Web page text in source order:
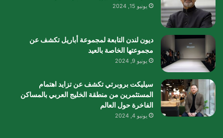
يونيو 15, 2024
ديون لندن التابعة لمجموعة أباريل تكشف عن
مجموعتها الخاصة بالعيد
يونيو 9, 2024
سيليكت بروبرتي تكشف عن تزايد اهتمام
المستثمرين من منطقة الخليج العربي بالمساكن
الفاخرة حول العالم
يونيو 4, 2024